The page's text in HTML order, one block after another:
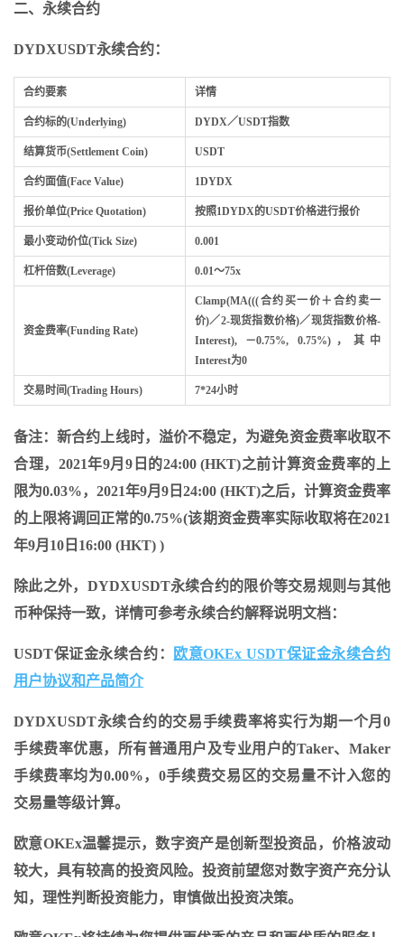
二、永续合约
DYDXUSDT永续合约：
合约要素 详情
合约标的(Underlying) DYDX／USDT指数
结算货币(Settlement Coin) USDT
合约面值(Face Value) 1DYDX
报价单位(Price Quotation) 按照1DYDX的USDT价格进行报价
最小变动价位(Tick Size) 0.001
杠杆倍数(Leverage) 0.01～75x
资金费率(Funding Rate)
Clamp(MA(((合约买一价＋合约卖一
价)／2-现货指数价格)／现货指数价格-
Interest), －0.75%, 0.75%)，其中
Interest为0
交易时间(Trading Hours) 7*24小时
备注：新合约上线时，溢价不稳定，为避免资金费率收取不
合理， 2021年9月9日的24:00 (HKT)之前计算资金费率的上
限为0.03%， 2021年9月9日24:00 (HKT)之后，计算资金费率
的上限将调回正常的0.75%(该期资金费率实际收取将在2021
年9月10日16:00 (HKT) )
除此之外，DYDXUSDT永续合约的限价等交易规则与其他
币种保持一致，详情可参考永续合约解释说明文档：
USDT保证金永续合约：
欧意OKEx USDT保证金永续合约
用户协议和产品简介
DYDXUSDT永续合约的交易手续费率将实行为期一个月0
手续费率优惠，所有普通用户及专业用户的Taker、Maker
手续费率均为0.00%，0手续费交易区的交易量不计入您的
交易量等级计算。
欧意OKEx温馨提示，数字资产是创新型投资品，价格波动
较大，具有较高的投资风险。投资前望您对数字资产充分认
知，理性判断投资能力，审慎做出投资决策。